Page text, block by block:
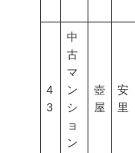
4
3
中
古
マ
ン
シ
ョ
ン
壺
屋
安
里